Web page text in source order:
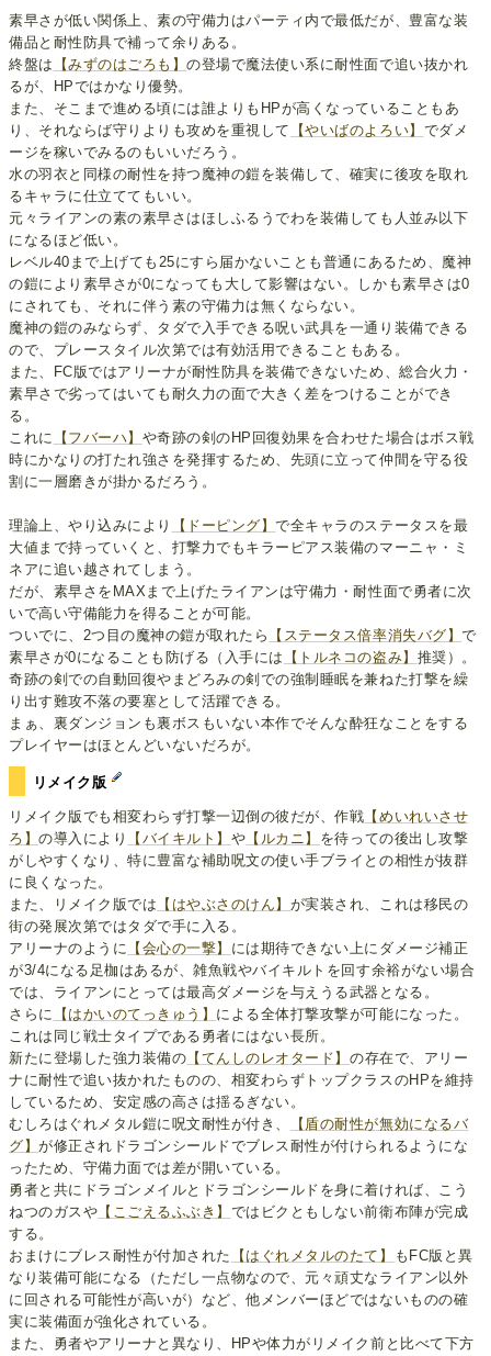
素早さが低い関係上、素の守備力はパーティ内で最低だが、豊富な装
備品と耐性防具で補って余りある。
終盤は
【みずのはごろも】の登場で魔法使い系に耐性面で追い抜かれ
るが、HPではかなり優勢。
また、そこまで進める頃には誰よりもHPが高くなっていることもあ
り、それならば守りよりも攻めを重視して
【やいばのよろい】 でダメ
ージを稼いでみるのもいいだろう。
水の羽衣と同様の耐性を持つ魔神の鎧を装備して、確実に後攻を取れ
るキャラに仕立ててもいい。
元々ライアンの素の素早さはほしふるうでわを装備しても人並み以下
になるほど低い。
レベル40まで上げても25にすら届かないことも普通にあるため、魔神
の鎧により素早さが0になっても大して影響はない。しかも素早さは0
にされても、それに伴う素の守備力は無くならない。
魔神の鎧のみならず、タダで入手できる呪い武具を一通り装備できる
ので、プレースタイル次第では有効活用できることもある。
また、FC版ではアリーナが耐性防具を装備できないため、総合火力・
素早さで劣ってはいても耐久力の面で大きく差をつけることができ
る。
これに
【フバーハ】 や奇跡の剣のHP回復効果を合わせた場合はボス戦
時にかなりの打たれ強さを発揮するため、先頭に立って仲間を守る役
割に一層磨きが掛かるだろう。
理論上、やり込みにより 【ドーピング】で全キャラのステータスを最
大値まで持っていくと、打撃力でもキラーピアス装備のマーニャ・ミ
ネアに追い越されてしまう。
だが、素早さをMAXまで上げたライアンは守備力・耐性面で勇者に次
いで高い守備能力を得ることが可能。
ついでに、2つ目の魔神の鎧が取れたら
【ステータス倍率消失バグ】で
素早さが0になることも防げる（入手には
【トルネコの盗み】 推奨）。
奇跡の剣での自動回復やまどろみの剣での強制睡眠を兼ねた打撃を繰
り出す難攻不落の要塞として活躍できる。
まぁ、裏ダンジョンも裏ボスもいない本作でそんな酔狂なことをする
プレイヤーはほとんどいないだろが。
リメイク版
リメイク版でも相変わらず打撃一辺倒の彼だが、作戦 【めいれいさせ
ろ】の導入により 【バイキルト】 や 【ルカニ】 を待っての後出し攻撃
がしやすくなり、特に豊富な補助呪文の使い手ブライとの相性が抜群
に良くなった。
また、リメイク版では 【はやぶさのけん】 が実装され、これは移民の
街の発展次第ではタダで手に入る。
アリーナのように 【会心の一撃】 には期待できない上にダメージ補正
が3/4になる足枷はあるが、雑魚戦やバイキルトを回す余裕がない場合
では、ライアンにとっては最高ダメージを与えうる武器となる。
さらに
【はかいのてっきゅう】 による全体打撃攻撃が可能になった。
これは同じ戦士タイプである勇者にはない長所。
新たに登場した強力装備の 【てんしのレオタード】 の存在で、アリー
ナに耐性で追い抜かれたものの、相変わらずトップクラスのHPを維持
しているため、安定感の高さは揺るぎない。
むしろはぐれメタル鎧に呪文耐性が付き、
【盾の耐性が無効になるバ
グ】が修正されドラゴンシールドでブレス耐性が付けられるようにな
ったため、守備力面では差が開いている。
勇者と共にドラゴンメイルとドラゴンシールドを身に着ければ、こう
ねつのガスや 【こごえるふぶき】 ではビクともしない前衛布陣が完成
する。
おまけにブレス耐性が付加された
【はぐれメタルのたて】
もFC版と異
なり装備可能になる（ただし一点物なので、元々頑丈なライアン以外
に回される可能性が高いが）など、他メンバーほどではないものの確
実に装備面が強化されている。
また、勇者やアリーナと異なり、HPや体力がリメイク前と比べて下方